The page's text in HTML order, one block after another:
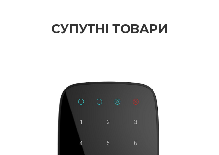
СУПУТНІ ТОВАРИ